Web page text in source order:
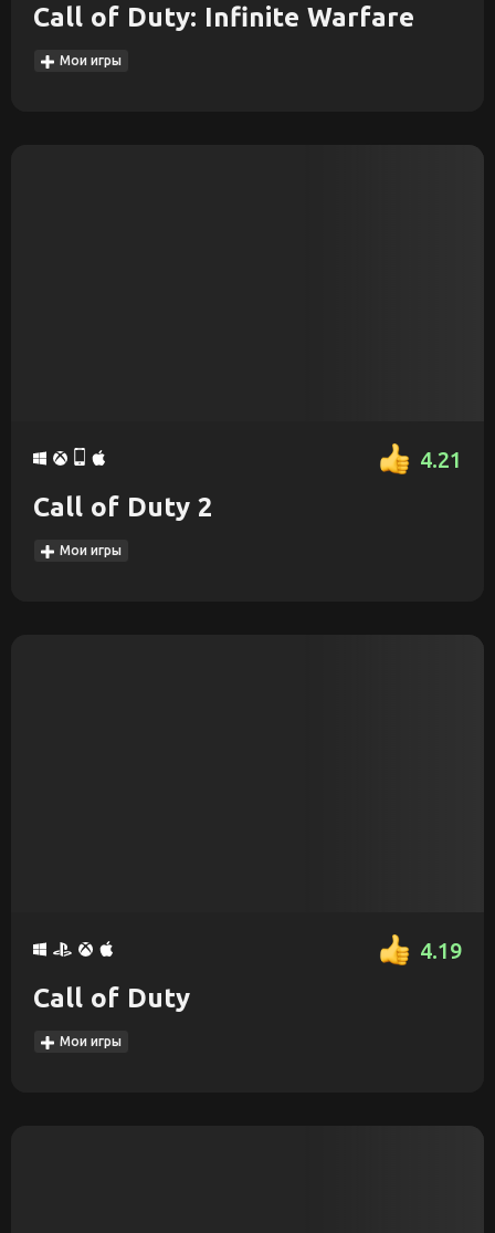
Call of Duty: Infinite Warfare
Мои игры
4.21
Call of Duty 2
Мои игры
4.19
Call of Duty
Мои игры